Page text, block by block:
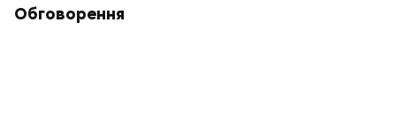
Обговорення